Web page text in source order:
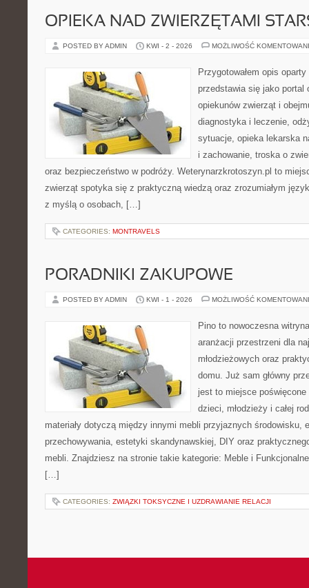
OPIEKA NAD ZWIERZĘTAMI
POSTED BY ADMIN KWI - 2 - 2026 MOŻLIWOŚĆ
Przygotowałem opis
przedstawia się jako portal
opiekunów zwierząt i
diagnostyka i leczenie,
sytuacje, opieka lekarska
i zachowanie, troska o
oraz bezpieczeństwo w podróży. Weterynarzkrotoszyn.pl to
zwierząt spotyka się z praktyczną wiedzą oraz zrozumiałym
z myślą o osobach, […]
CATEGORIES: MONTRAVELS
PORADNIKI ZAKUPOWE
POSTED BY ADMIN KWI - 1 - 2026 MOŻLIWOŚĆ
Pino to nowoczesna
aranżacji przestrzeni dla
młodzieżowych oraz
domu. Już sam główny
jest to miejsce
dzieci, młodzieży i całej
materiały dotyczą między innymi mebli przyjaznych środowisku,
przechowywania, estetyki skandynawskiej, DIY oraz
mebli. Znajdziesz na stronie takie kategorie: Meble i
[…]
CATEGORIES: ZWIĄZKI TOKSYCZNE I UZDRAWIANIE RELACJI